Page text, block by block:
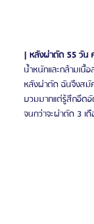
| หลังผ่าตัด 55 วัน
น้ำหนักและกล้ามเนื้
หลังผ่าตัด ฉันจึงสมั
บวมมากแต่รู้สึกอึด
จนกว่าจะผ่าตัด 3 เดื